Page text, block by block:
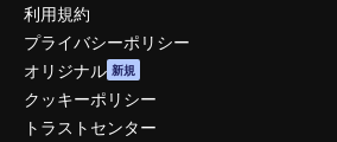
利用規約
プライバシーポリシー
オリジナル 新規
クッキーポリシー
トラストセンター